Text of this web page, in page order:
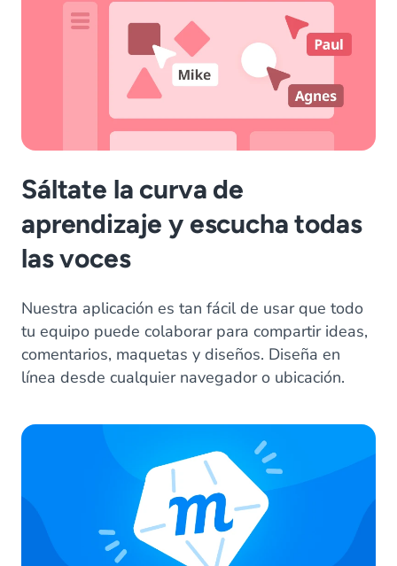
Sáltate la curva de
aprendizaje y escucha todas
las voces
Nuestra aplicación es tan fácil de usar que todo
tu equipo puede colaborar para compartir ideas,
comentarios, maquetas y diseños. Diseña en
línea desde cualquier navegador o ubicación.